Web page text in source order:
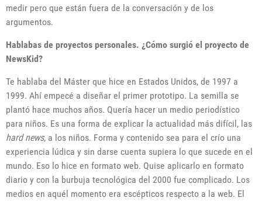
medir pero que están fuera de la conversación y de los
argumentos.
Hablabas de proyectos personales. ¿Cómo surgió el proyecto de
NewsKid?
Te hablaba del Máster que hice en Estados Unidos, de 1997 a
1999. Ahí empecé a diseñar el primer prototipo. La semilla se
plantó hace muchos años. Quería hacer un medio periodístico
para niños. Es una forma de explicar la actualidad más difícil, las
hard news, a los niños. Forma y contenido sea para el crío una
experiencia lúdica y sin darse cuenta supiera lo que sucede en el
mundo. Eso lo hice en formato web. Quise aplicarlo en formato
diario y con la burbuja tecnológica del 2000 fue complicado. Los
medios en aquél momento era escépticos respecto a la web. El